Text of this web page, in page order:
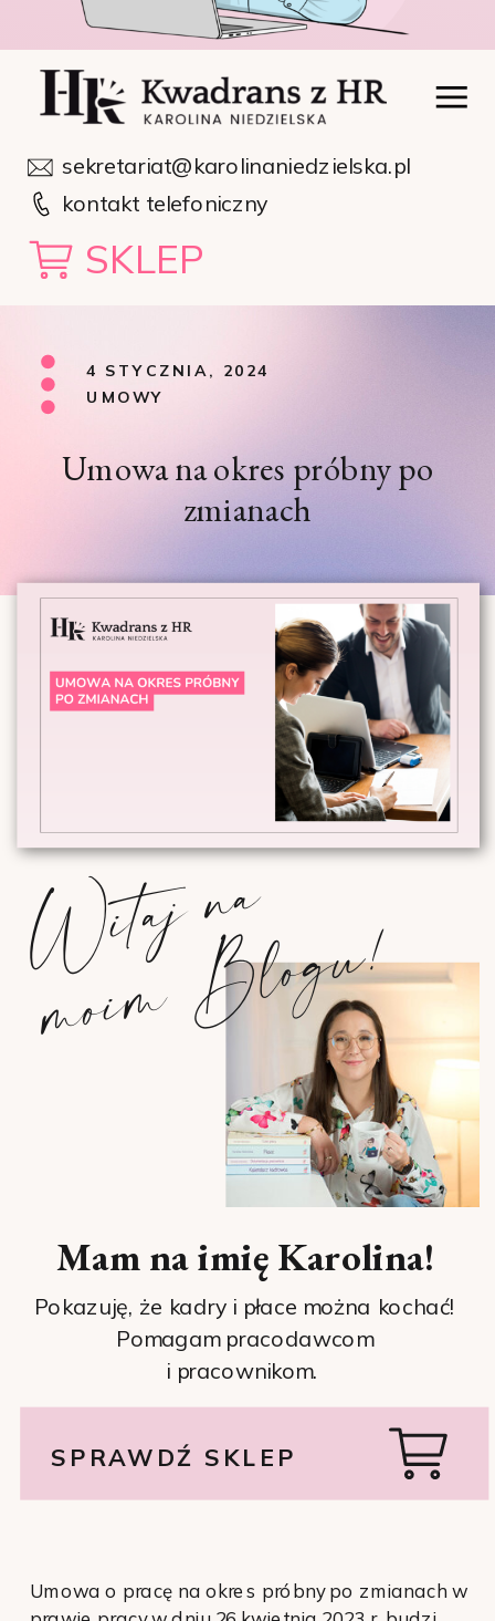
sekretariat@karolinaniedzielska.pl
kontakt telefoniczny
SKLEP
Umowa na okres próbny po
zmianach
UMOWY
4 STYCZNIA, 2024
Umowa o pracę na okres próbny po zmianach w
W
i
t
a
j
n
a
m
o
i
m
B
l
o
g
u
!
Pokazuję, że kadry i płace można kochać!
Pomagam pracodawcom
i pracownikom.
SPRAWDŹ SKLEP
Mam na imię Karolina!